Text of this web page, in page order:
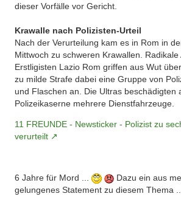
dieser Vorfälle vor Gericht.
Krawalle nach Polizisten-Urteil
Nach der Verurteilung kam es in Rom in
Mittwoch zu schweren Krawallen.
Erstligisten Lazio Rom griffen aus Wut
zu milde Strafe dabei eine Gruppe von
und Flaschen an. Die Ultras beschädigten
Polizeikaserne mehrere Dienstfahrzeuge.
11 FREUNDE - Newsticker - Polizist zu
verurteilt
6 Jahre für Mord ...
Dazu ein aus
gelungenes Statement zu diesem Thema